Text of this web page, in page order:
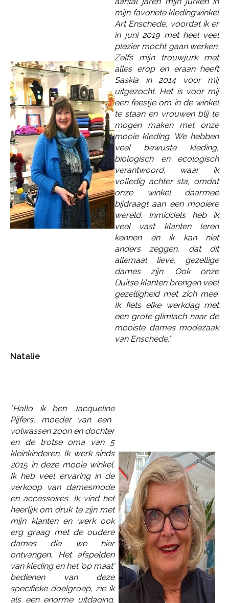
mijn favoriete kledingwinkel
Art Enschede, voordat ik er
in juni 2019 met heel veel
plezier mocht gaan werken.
Zelfs mijn trouwjurk met
alles erop en eraan heeft
Saskia in 2014 voor mij
uitgezocht. Het is voor mij
een feestje om in de winkel
te staan en vrouwen blij te
mogen maken met onze
mooie kleding. We hebben
veel bewuste kleding,
biologisch en ecologisch
verantwoord, waar ik
volledig achter sta, omdat
onze winkel daarmee
bijdraagt aan een mooiere
wereld. Inmiddels heb ik
veel vast klanten leren
kennen en ik kan niet
anders zeggen, dat dit
allemaal lieve, gezellige
dames zijn. Ook onze
Duitse klanten brengen veel
gezelligheid met zich mee.
Ik fiets elke werkdag met
een grote glimlach naar de
mooiste dames modezaak
van Enschede."
Natalie
"Hallo ik ben Jacqueline
Pijfers, moeder van een
volwassen zoon en dochter
en de trotse oma van 5
kleinkinderen. Ik werk sinds
2015 in deze mooie winkel.
Ik heb veel ervaring in de
verkoop van damesmode
en accessoires. Ik vind het
heerlijk om druk te zijn met
mijn klanten en werk ook
erg graag met de oudere
dames die we hier
ontvangen. Het afspelden
van kleding en het 'op maat'
bedienen van deze
specifieke doelgroep, zie ik
als een enorme uitdaging.